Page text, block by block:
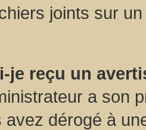
joints sur
je reçu un
a son
avez dérogé à